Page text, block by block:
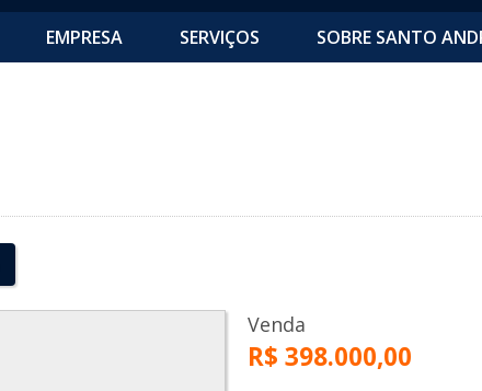
EMPRESA SERVIÇOS SOBRE SANTO
Venda
R$ 398.000,00